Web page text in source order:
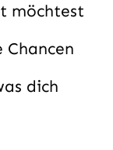
möchtest
Chancen
dich